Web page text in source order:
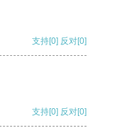
支持[0] 反对[0]
支持[0] 反对[0]